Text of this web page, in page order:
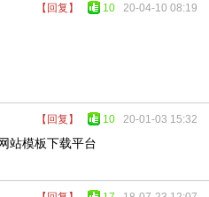
【回复】 10 20-04-10 08:19
【回复】 10 20-01-03 15:32
站模板下载平台